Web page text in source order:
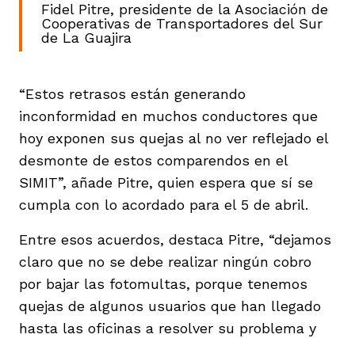
Fidel Pitre, presidente de la Asociación de
Cooperativas de Transportadores del Sur
de La Guajira
“Estos retrasos están generando
inconformidad en muchos conductores que
hoy exponen sus quejas al no ver reflejado el
desmonte de estos comparendos en el
SIMIT”, añade Pitre, quien espera que sí se
cumpla con lo acordado para el 5 de abril.
Entre esos acuerdos, destaca Pitre, “dejamos
claro que no se debe realizar ningún cobro
por bajar las fotomultas, porque tenemos
quejas de algunos usuarios que han llegado
hasta las oficinas a resolver su problema y